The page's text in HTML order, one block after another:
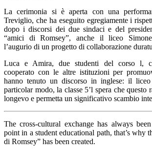
La cerimonia si è aperta con una
Treviglio, che ha eseguito egregiamente i
dopo i discorsi dei due sindaci e del
“amici di Romsey”, anche il liceo
l’augurio di un progetto di collaborazione
Luca e Amira, due studenti del corso l,
cooperato con le altre istituzioni per
hanno tenuto un discorso in inglese: il
particolar modo, la classe 5’l spera che questo
longevo e permetta un significativo scambio
The cross-cultural exchange has always
point in a student educational path, that’s why
di Romsey” has been created.